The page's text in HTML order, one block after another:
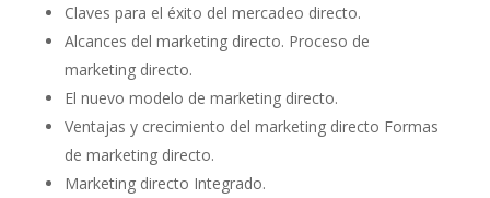
Claves para el éxito del mercadeo directo.
Alcances del marketing directo. Proceso de
marketing directo.
El nuevo modelo de marketing directo.
Ventajas y crecimiento del marketing directo Formas
de marketing directo.
Marketing directo Integrado.